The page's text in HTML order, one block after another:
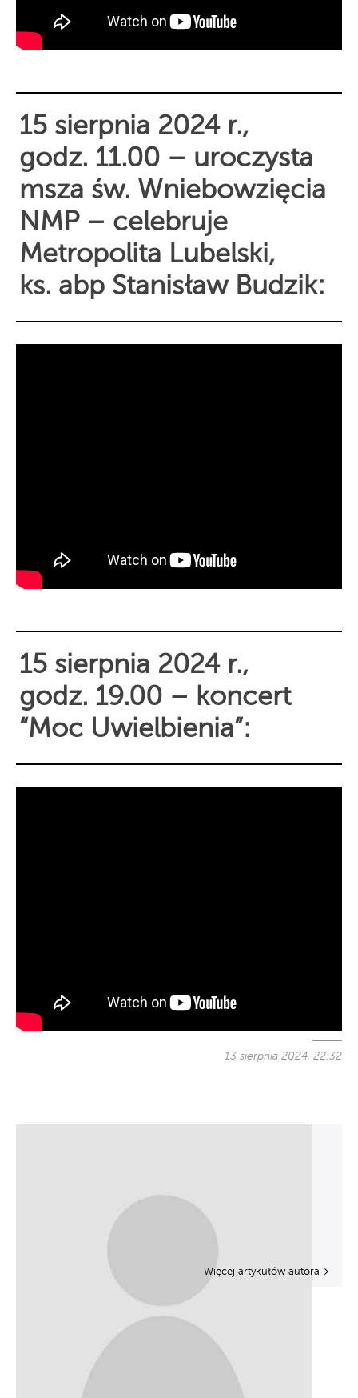
15 sierpnia 2024 r.,
godz. 11.00 – uroczysta
msza św. Wniebowzięcia
NMP – celebruje
Metropolita Lubelski,
ks. abp Stanisław Budzik:
15 sierpnia 2024 r.,
godz. 19.00 – koncert
“Moc Uwielbienia”:
13 sierpnia 2024, 22:32
Więcej artykułów autora